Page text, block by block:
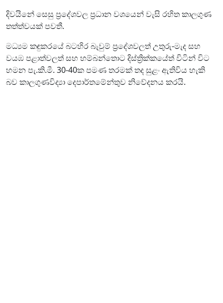
දිවයිනේ සෙසු ප්‍රදේශවල ප්‍රධාන වශයෙන් වැසි රහිත කාලගුණ
තත්ත්වයක් පවතී.
මධ්‍යම කඳුකරයේ බටහිර බැවුම් ප්‍රදේශවලත් උතුරු-මැද සහ
වයඹ පළාත්වලත් සහ හම්බන්තොට දිස්ත්‍රික්කයේත් විටින් විට
හමන පැ.කි.මී. 30-40ක පමණ තරමක් තද සුළං ඇතිවිය හැකි
බව කාලගුණවිද්‍යා දෙපාර්තමේන්තුව නිවේදනය කරයි.